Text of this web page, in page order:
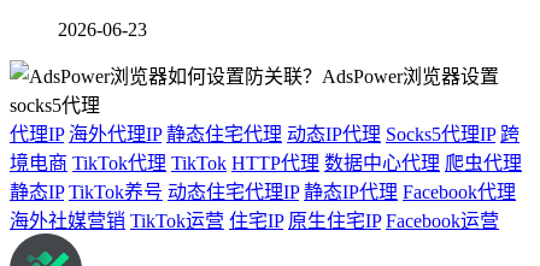
2026-06-23
代理IP 海外代理IP 静态住宅代理 动态IP代理 Socks5代理IP 跨
境电商 TikTok代理 TikTok HTTP代理 数据中心代理 爬虫代理
静态IP TikTok养号 动态住宅代理IP 静态IP代理 Facebook代理
海外社媒营销 TikTok运营 住宅IP 原生住宅IP Facebook运营